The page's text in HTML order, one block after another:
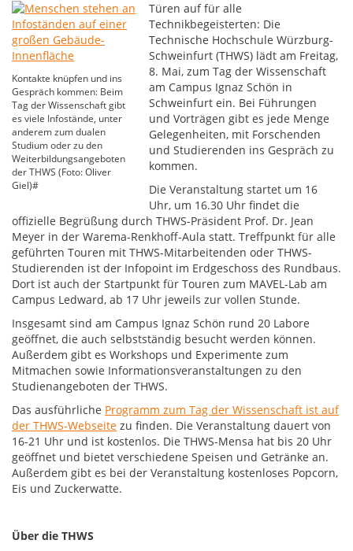
Kontakte knüpfen und ins
Gespräch kommen: Beim
Tag der Wissenschaft gibt
es viele Infostände, unter
anderem zum dualen
Studium oder zu den
Weiterbildungsangeboten
der THWS (Foto: Oliver
Giel)#
Türen auf für alle
Technikbegeisterten: Die
Technische Hochschule Würzburg-
Schweinfurt (THWS) lädt am Freitag,
8. Mai, zum Tag der Wissenschaft
am Campus Ignaz Schön in
Schweinfurt ein. Bei Führungen
und Vorträgen gibt es jede Menge
Gelegenheiten, mit Forschenden
und Studierenden ins Gespräch zu
kommen.
Die Veranstaltung startet um 16
Uhr, um 16.30 Uhr findet die
offizielle Begrüßung durch THWS-Präsident Prof. Dr. Jean
Meyer in der Warema-Renkhoff-Aula statt. Treffpunkt für alle
geführten Touren mit THWS-Mitarbeitenden oder THWS-
Studierenden ist der Infopoint im Erdgeschoss des Rundbaus.
Dort ist auch der Startpunkt für Touren zum MAVEL-Lab am
Campus Ledward, ab 17 Uhr jeweils zur vollen Stunde.
Insgesamt sind am Campus Ignaz Schön rund 20 Labore
geöffnet, die auch selbstständig besucht werden können.
Außerdem gibt es Workshops und Experimente zum
Mitmachen sowie Informationsveranstaltungen zu den
Studienangeboten der THWS.
Das ausführliche Programm zum Tag der Wissenschaft ist auf
der THWS-Webseite zu finden. Die Veranstaltung dauert von
16-21 Uhr und ist kostenlos. Die THWS-Mensa hat bis 20 Uhr
geöffnet und bietet verschiedene Speisen und Getränke an.
Außerdem gibt es bei der Veranstaltung kostenloses Popcorn,
Eis und Zuckerwatte.
Über die THWS